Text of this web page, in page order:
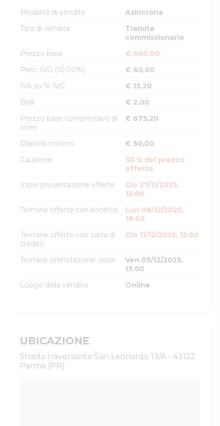
Modalità di vendita
Asincrona
Tipo di vendita
Tramite
commissionario
Prezzo base
€ 600,00
Perc. IVG (10.00%)
€ 60,00
IVA su % IVG
€ 13,20
Bolli
€ 2,00
Prezzo base comprensivo di
oneri
€ 675,20
Rilancio minimo
€ 50,00
Cauzione
30 % del prezzo
offerto
Inizio presentazione offerte
Gio 27/11/2025,
12:00
Termine offerte con bonifico
Lun 08/12/2025,
18:00
Termine offerte con carta di
credito
Gio 11/12/2025, 12:00
Termine prenotazione visite
Ven 05/12/2025,
13:00
Luogo della vendita
Online
UBICAZIONE
Strada traversante San Leonardo 13/A - 43122
Parma (PR)